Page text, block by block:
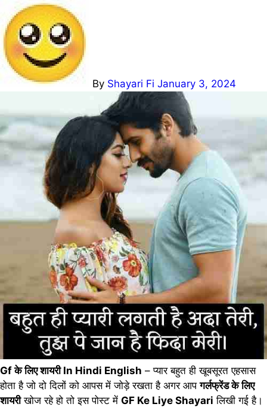
By Shayari Fi January 3, 2024
Gf के लिए शायरी In Hindi English – प्यार बहुत ही खूबसूरत एहसास
होता है जो दो दिलों को आपस में जोड़े रखता है अगर आपगर्लफ्रेंड के लिए
शायरीखोज रहे हो तो इस पोस्ट में GF Ke Liye Shayari लिखी गई है।